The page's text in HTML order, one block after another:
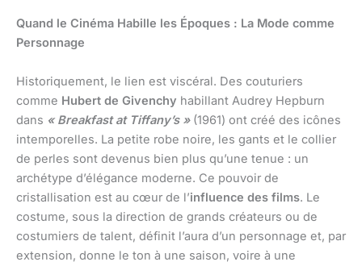
Quand le Cinéma Habille les Époques : La Mode comme
Personnage
Historiquement, le lien est viscéral. Des couturiers
comme Hubert de Givenchy habillant Audrey Hepburn
dans « Breakfast at Tiffany’s »(1961) ont créé des icônes
intemporelles. La petite robe noire, les gants et le collier
de perles sont devenus bien plus qu’une tenue : un
archétype d’élégance moderne. Ce pouvoir de
cristallisation est au cœur de l’influence des films. Le
costume, sous la direction de grands créateurs ou de
costumiers de talent, définit l’aura d’un personnage et, par
extension, donne le ton à une saison, voire à une